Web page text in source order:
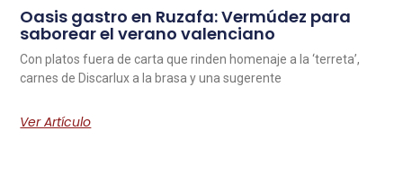
Oasis gastro en Ruzafa: Vermúdez para
saborear el verano valenciano
Con platos fuera de carta que rinden homenaje a la ‘terreta’,
carnes de Discarlux a la brasa y una sugerente
Ver Artículo